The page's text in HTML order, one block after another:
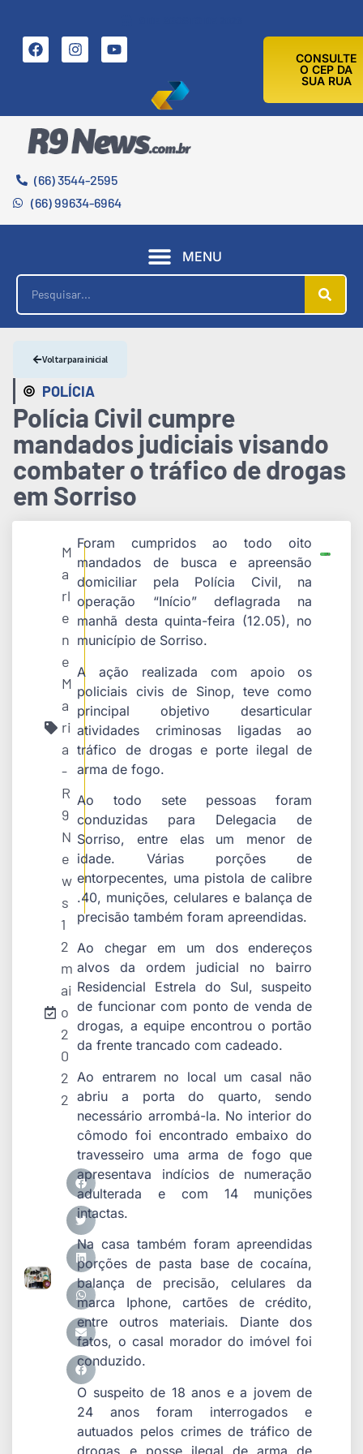
CONSULTE
O CEP DA
SUA RUA
(66) 3544-2595
(66) 99634-6964
MENU
POLÍCIA
Voltar para inicial
Polícia Civil cumpre
mandados judiciais visando
combater o tráfico de drogas
em Sorriso
M
a
rl
e
n
e
M
a
ri
a
-
R
9
N
e
w
s
1
2
m
ai
o
2
0
2
2
Foram cumpridos ao todo oito
mandados de busca e apreensão
domiciliar pela Polícia Civil, na
operação “Início” deflagrada na
manhã desta quinta-feira (12.05), no
município de Sorriso.
A ação realizada com apoio os
policiais civis de Sinop, teve como
principal objetivo desarticular
atividades criminosas ligadas ao
tráfico de drogas e porte ilegal de
arma de fogo.
Ao todo sete pessoas foram
conduzidas para Delegacia de
Sorriso, entre elas um menor de
idade. Várias porções de
entorpecentes, uma pistola de calibre
.40, munições, celulares e balança de
precisão também foram apreendidas.
Ao chegar em um dos endereços
alvos da ordem judicial no bairro
Residencial Estrela do Sul, suspeito
de funcionar com ponto de venda de
drogas, a equipe encontrou o portão
da frente trancado com cadeado.
Ao entrarem no local um casal não
abriu a porta do quarto, sendo
necessário arrombá-la. No interior do
cômodo foi encontrado embaixo do
travesseiro uma arma de fogo que
apresentava indícios de numeração
adulterada e com 14 munições
intactas.
Na casa também foram apreendidas
porções de pasta base de cocaína,
balança de precisão, celulares da
marca Iphone, cartões de crédito,
entre outros materiais. Diante dos
fatos, o casal morador do imóvel foi
conduzido.
O suspeito de 18 anos e a jovem de
24 anos foram interrogados e
autuados pelos crimes de tráfico de
drogas e posse ilegal de arma de